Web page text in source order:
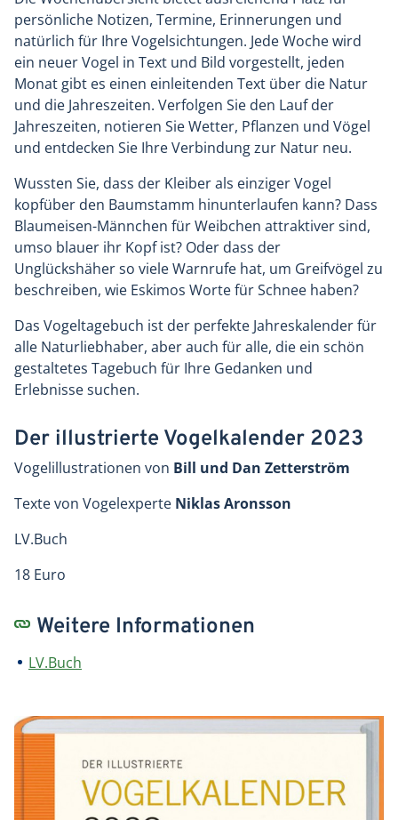
persönliche Notizen, Termine, Erinnerungen und
natürlich für Ihre Vogelsichtungen. Jede Woche wird
ein neuer Vogel in Text und Bild vorgestellt, jeden
Monat gibt es einen einleitenden Text über die Natur
und die Jahreszeiten. Verfolgen Sie den Lauf der
Jahreszeiten, notieren Sie Wetter, Pflanzen und Vögel
und entdecken Sie Ihre Verbindung zur Natur neu.
Wussten Sie, dass der Kleiber als einziger Vogel
kopfüber den Baumstamm hinunterlaufen kann? Dass
Blaumeisen-Männchen für Weibchen attraktiver sind,
umso blauer ihr Kopf ist? Oder dass der
Unglückshäher so viele Warnrufe hat, um Greifvögel zu
beschreiben, wie Eskimos Worte für Schnee haben?
Das Vogeltagebuch ist der perfekte Jahreskalender für
alle Naturliebhaber, aber auch für alle, die ein schön
gestaltetes Tagebuch für Ihre Gedanken und
Erlebnisse suchen.
Der illustrierte Vogelkalender 2023
Vogelillustrationen von Bill und Dan Zetterström
Texte von Vogelexperte Niklas Aronsson
LV.Buch
18 Euro
Weitere Informationen
LV.Buch